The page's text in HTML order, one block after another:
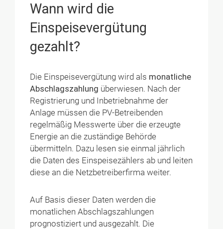
Wann wird die
Einspeisevergütung
gezahlt?
Die Einspeisevergütung wird als monatliche
Abschlagszahlung überwiesen. Nach der
Registrierung und Inbetriebnahme der
Anlage müssen die PV-Betreibenden
regelmäßig Messwerte über die erzeugte
Energie an die zuständige Behörde
übermitteln. Dazu lesen sie einmal jährlich
die Daten des Einspeisezählers ab und leiten
diese an die Netzbetreiberfirma weiter.
Auf Basis dieser Daten werden die
monatlichen Abschlagszahlungen
prognostiziert und ausgezahlt. Die